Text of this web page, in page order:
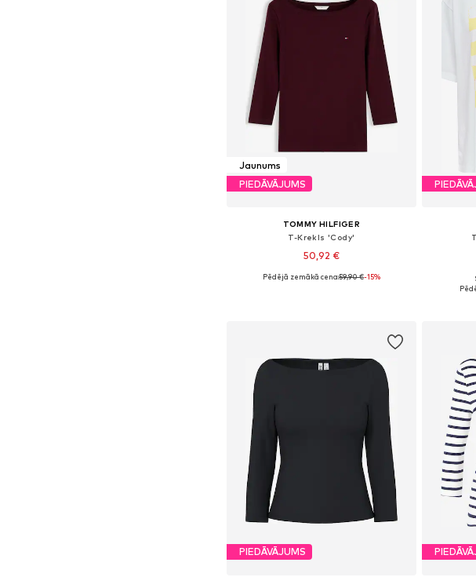
Jaunums
PIEDĀVĀJUMS
TOMMY HILFIGER
T-Krekls 'Cody'
50,92 €
+1
Pieejams daudzos izmēros
Pēdējā zemākā cena:59,90 €-15%
PIEDĀVĀJUMS